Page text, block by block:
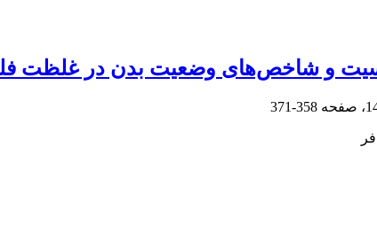
و شاخص‌های وضعیت بدن در غلظت
358-371